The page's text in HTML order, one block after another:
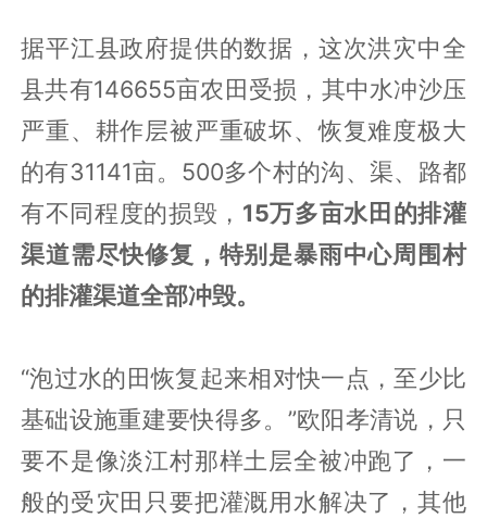
据平江县政府提供的数据，这次洪灾中全
县共有146655亩农田受损，其中水冲沙压
严重、耕作层被严重破坏、恢复难度极大
的有31141亩。500多个村的沟、渠、路都
有不同程度的损毁， 15万多亩水田的排灌
渠道需尽快修复，特别是暴雨中心周围村
的排灌渠道全部冲毁。
“泡过水的田恢复起来相对快一点，至少比
基础设施重建要快得多。”欧阳孝清说，只
要不是像淡江村那样土层全被冲跑了，一
般的受灾田只要把灌溉用水解决了，其他